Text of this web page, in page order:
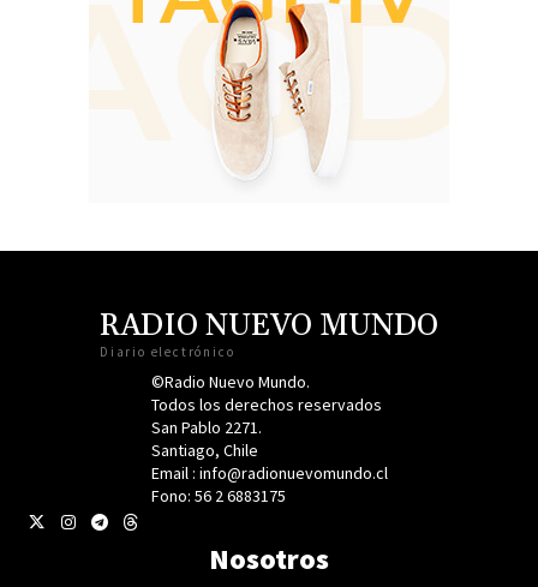
RADIO NUEVO MUNDO
Diario electrónico
©Radio Nuevo Mundo.
Todos los derechos reservados
San Pablo 2271.
Santiago, Chile
Email : info@radionuevomundo.cl
Fono: 56 2 6883175
Nosotros